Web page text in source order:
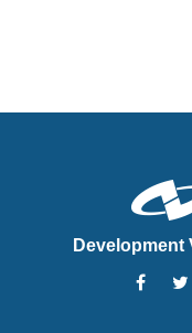
Development